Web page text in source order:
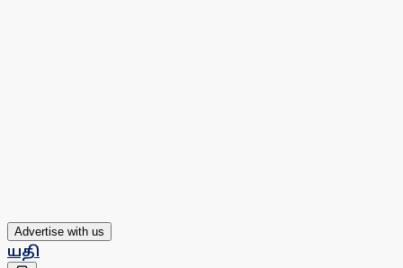
Advertise with us
யதி